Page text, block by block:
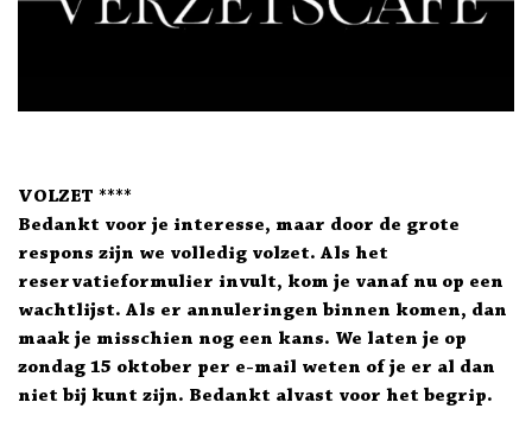
VOLZET ****
Bedankt voor je interesse, maar door de grote
respons zijn we volledig volzet. Als het
reservatieformulier invult, kom je vanaf nu op een
wachtlijst. Als er annuleringen binnen komen, dan
maak je misschien nog een kans. We laten je op
zondag 15 oktober per e-mail weten of je er al dan
niet bij kunt zijn. Bedankt alvast voor het begrip.